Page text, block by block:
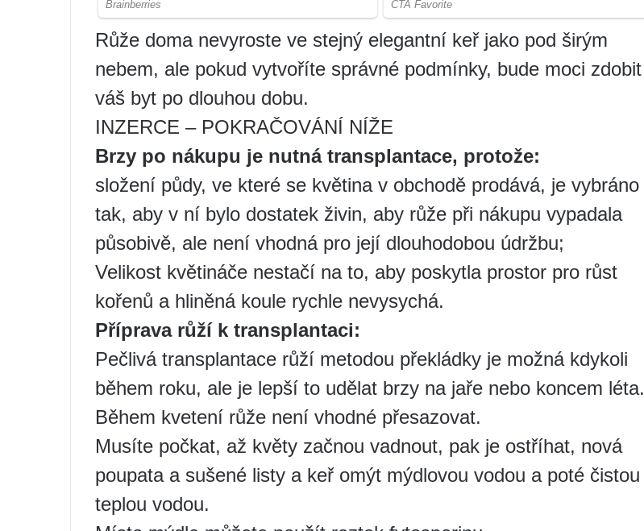
Růže doma nevyroste ve stejný elegantní keř jako pod širým
nebem, ale pokud vytvoříte správné podmínky, bude moci zdobit
váš byt po dlouhou dobu.
INZERCE – POKRAČOVÁNÍ NÍŽE
Brzy po nákupu je nutná transplantace, protože:
složení půdy, ve které se květina v obchodě prodává, je vybráno
tak, aby v ní bylo dostatek živin, aby růže při nákupu vypadala
působivě, ale není vhodná pro její dlouhodobou údržbu;
Velikost květináče nestačí na to, aby poskytla prostor pro růst
kořenů a hliněná koule rychle nevysychá.
Příprava růží k transplantaci:
Pečlivá transplantace růží metodou překládky je možná kdykoli
během roku, ale je lepší to udělat brzy na jaře nebo koncem léta.
Během kvetení růže není vhodné přesazovat.
Musíte počkat, až květy začnou vadnout, pak je ostříhat, nová
poupata a sušené listy a keř omýt mýdlovou vodou a poté čistou
teplou vodou.